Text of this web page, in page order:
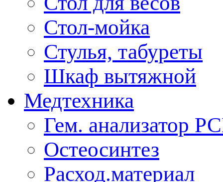
Стол-мойка
Стулья, табуреты
Шкаф вытяжной
Медтехника
Гем. анализатор
Остеосинтез
Расход.материал